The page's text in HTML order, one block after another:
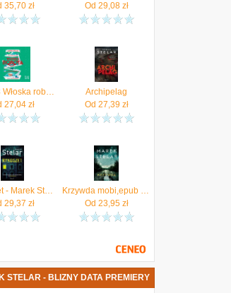
35,70zł
Od 29,08zł
CD MP3 Włoska robota. Góra kłopotów. Tom 2 Stelar Marek
27,04zł
Archipelag
Od 27,39 zł
Rykoszet - Marek Stelar
29,37 zł
Krzywda mobi,epub Marek Stelar - ebook
Od 23,95zł
STELAR - BLIZNY DATA PREMIERY